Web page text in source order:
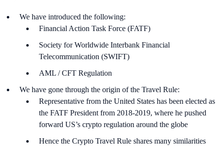
We have introduced the following:
Financial Action Task Force (FATF)
Society for Worldwide Interbank Financial
Telecommunication (SWIFT)
AML / CFT Regulation
We have gone through the origin of the Travel Rule:
Representative from the United States has been elected as
the FATF President from 2018-2019, where he pushed
forward US’s crypto regulation around the globe
Hence the Crypto Travel Rule shares many similarities